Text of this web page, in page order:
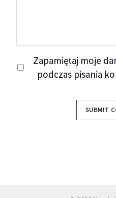
Zapamiętaj moje
podczas pisania